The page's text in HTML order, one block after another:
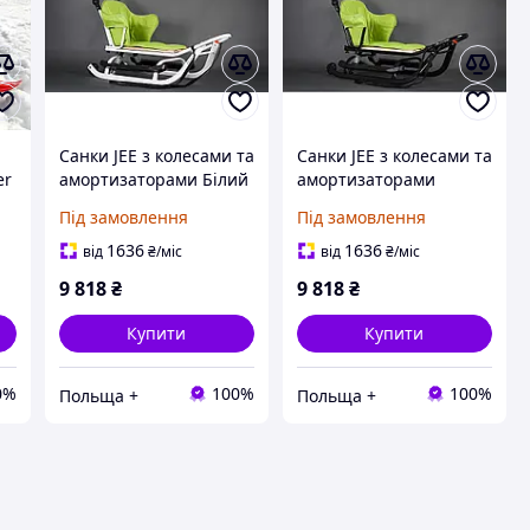
Санки JEE з колесами та
амортизаторами Білий
Під замовлення
від 1636 ₴/міс
9 818 ₴
Купити
Польща + 100%
Санки JEE з колесами та
амортизаторами
Під замовлення
від 1636₴/міс
9 818₴
Купити
Польща + 100%